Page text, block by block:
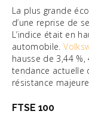
La plus grande
d’une reprise de
L’indice était en
automobile.
hausse de 3,44
tendance actuelle
résistance
FTSE 100